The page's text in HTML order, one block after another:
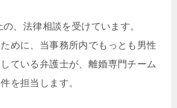
の、法律相談を受けています。
めに、当事務所内でもっとも男性
ている弁護士が、離婚専門チーム
を担当します。